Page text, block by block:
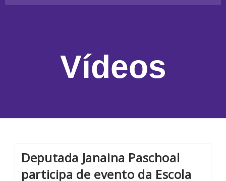
Vídeos
Deputada Janaina Paschoal
participa de evento da Escola